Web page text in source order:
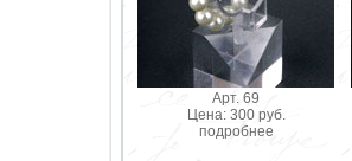
Арт. 69
Цена: 300 руб.
подробнее